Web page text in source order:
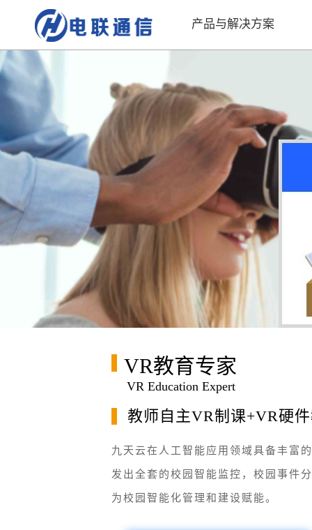
产品与解决方案
VR教育专家
VR Education Expert
教师自主VR制课+VR硬
九天云在人工智能应用领域具备丰富
发出全套的校园智能监控，校园事件
为校园智能化管理和建设赋能。